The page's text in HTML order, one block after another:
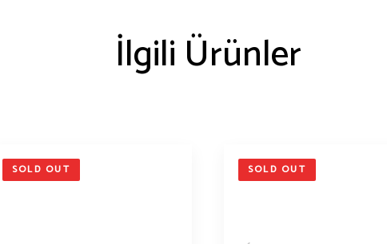
İlgili Ürünler
SOLD OUT SOLD OUT